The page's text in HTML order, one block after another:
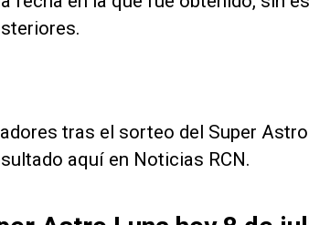
tras el sorteo del Super
aquí en Noticias RCN.